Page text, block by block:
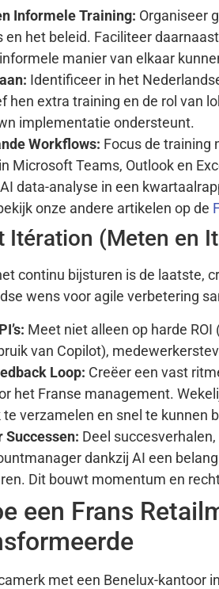
Informele Training: Organiseer
het beleid. Faciliteer daarnaast
manier van elkaar
Identificeer in het
hen extra training en de rol van
implementatie ondersteunt.
Workflows: Focus de training
Microsoft Teams, Outlook en
data-analyse in een
onze andere artikelen op de
Itération (Meten en
continu bijsturen is de laatste,
wens voor agile verbetering
Meet niet alleen op harde
van Copilot),
Loop: Creëer een vast
het Franse management.
verzamelen en snel te kunnen
Successen: Deel
dankzij AI een
Dit bouwt momentum en
een Frans
met een Benelux-kantoor